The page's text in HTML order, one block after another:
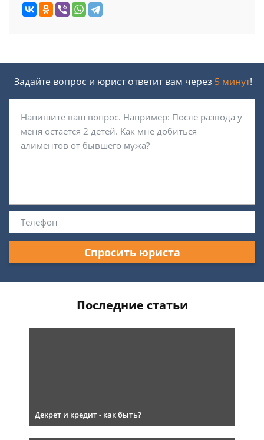
Задайте вопрос и юрист ответит вам через 5 минут!
Спросить юриста
Последние статьи
Декрет и кредит - как быть?